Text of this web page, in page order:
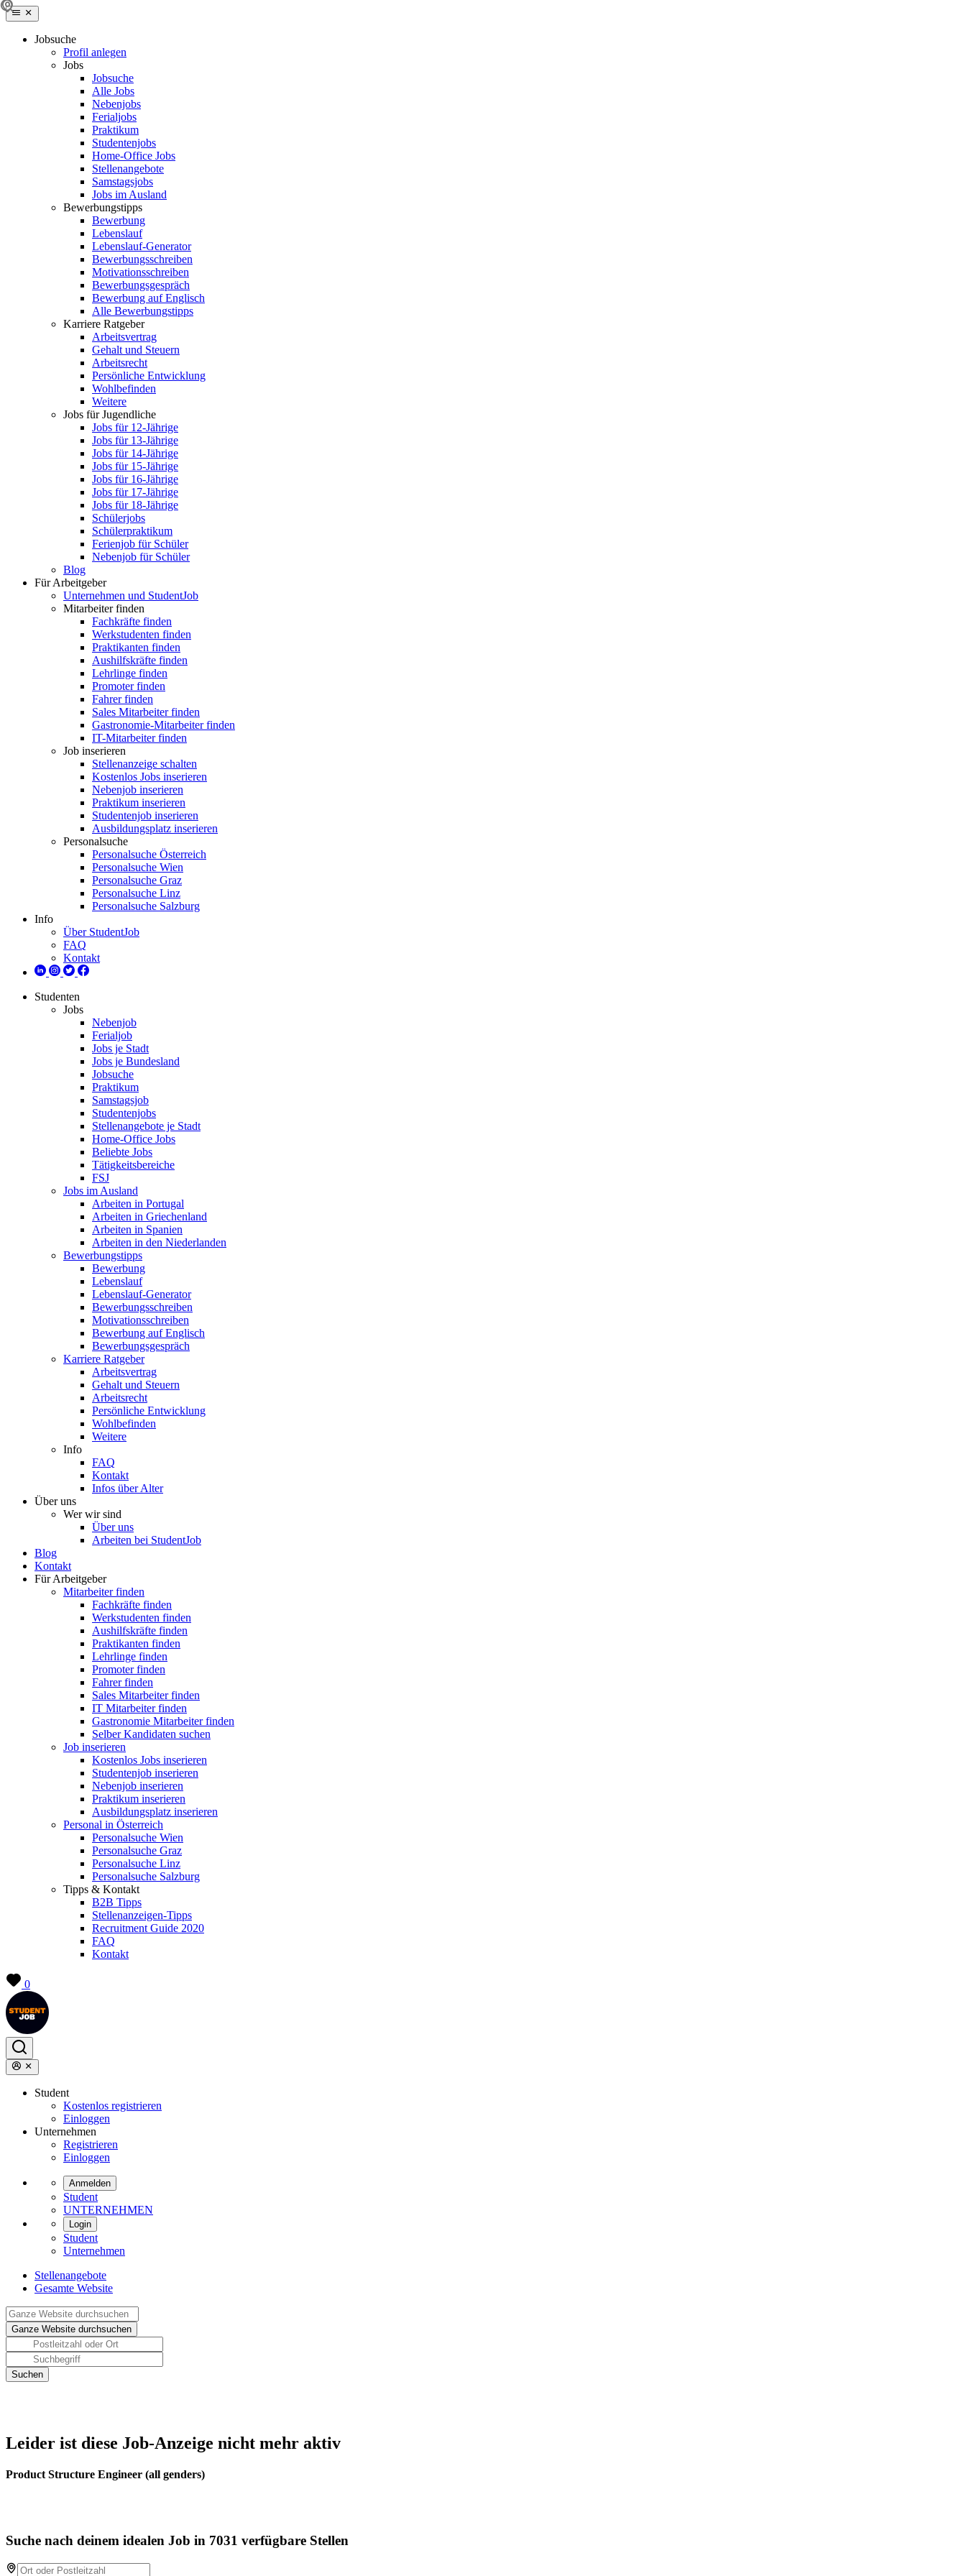
Jobsuche
Profil anlegen
Jobs
Jobsuche
Alle Jobs
Nebenjobs
Ferialjobs
Praktikum
Studentenjobs
Home-Office Jobs
Stellenangebote
Samstagsjobs
Jobs im Ausland
Bewerbungstipps
Bewerbung
Lebenslauf
Lebenslauf-Generator
Bewerbungsschreiben
Motivationsschreiben
Bewerbungsgespräch
Bewerbung auf Englisch
Alle Bewerbungstipps
Karriere Ratgeber
Arbeitsvertrag
Gehalt und Steuern
Arbeitsrecht
Persönliche Entwicklung
Wohlbefinden
Weitere
Jobs für Jugendliche
Jobs für 12-Jährige
Jobs für 13-Jährige
Jobs für 14-Jährige
Jobs für 15-Jährige
Jobs für 16-Jährige
Jobs für 17-Jährige
Jobs für 18-Jährige
Schülerjobs
Schülerpraktikum
Ferienjob für Schüler
Nebenjob für Schüler
Blog
Für Arbeitgeber
Unternehmen und StudentJob
Mitarbeiter finden
Fachkräfte finden
Werkstudenten finden
Praktikanten finden
Aushilfskräfte finden
Lehrlinge finden
Promoter finden
Fahrer finden
Sales Mitarbeiter finden
Gastronomie-Mitarbeiter finden
IT-Mitarbeiter finden
Job inserieren
Stellenanzeige schalten
Kostenlos Jobs inserieren
Nebenjob inserieren
Praktikum inserieren
Studentenjob inserieren
Ausbildungsplatz inserieren
Personalsuche
Personalsuche Österreich
Personalsuche Wien
Personalsuche Graz
Personalsuche Linz
Personalsuche Salzburg
Info
Über StudentJob
FAQ
Kontakt
Studenten
Jobs
Nebenjob
Ferialjob
Jobs je Stadt
Jobs je Bundesland
Jobsuche
Praktikum
Samstagsjob
Studentenjobs
Stellenangebote je Stadt
Home-Office Jobs
Beliebte Jobs
Tätigkeitsbereiche
FSJ
Jobs im Ausland
Arbeiten in Portugal
Arbeiten in Griechenland
Arbeiten in Spanien
Arbeiten in den Niederlanden
Bewerbungstipps
Bewerbung
Lebenslauf
Lebenslauf-Generator
Bewerbungsschreiben
Motivationsschreiben
Bewerbung auf Englisch
Bewerbungsgespräch
Karriere Ratgeber
Arbeitsvertrag
Gehalt und Steuern
Arbeitsrecht
Persönliche Entwicklung
Wohlbefinden
Weitere
Info
FAQ
Kontakt
Infos über Alter
Über uns
Wer wir sind
Über uns
Arbeiten bei StudentJob
Blog
Kontakt
Für Arbeitgeber
Mitarbeiter finden
Fachkräfte finden
Werkstudenten finden
Aushilfskräfte finden
Praktikanten finden
Lehrlinge finden
Promoter finden
Fahrer finden
Sales Mitarbeiter finden
IT Mitarbeiter finden
Gastronomie Mitarbeiter finden
Selber Kandidaten suchen
Job inserieren
Kostenlos Jobs inserieren
Studentenjob inserieren
Nebenjob inserieren
Praktikum inserieren
Ausbildungsplatz inserieren
Personal in Österreich
Personalsuche Wien
Personalsuche Graz
Personalsuche Linz
Personalsuche Salzburg
Tipps & Kontakt
B2B Tipps
Stellenanzeigen-Tipps
Recruitment Guide 2020
FAQ
Kontakt
0
Student
Kostenlos registrieren
Einloggen
Unternehmen
Registrieren
Einloggen
Anmelden
Student
UNTERNEHMEN
Login
Student
Unternehmen
Stellenangebote
Gesamte Website
Leider ist diese Job-Anzeige nicht mehr aktiv
Product Structure Engineer (all genders)
Suche nach deinem idealen Job in 7031 verfügbare Stellen